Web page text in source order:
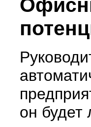
он будет